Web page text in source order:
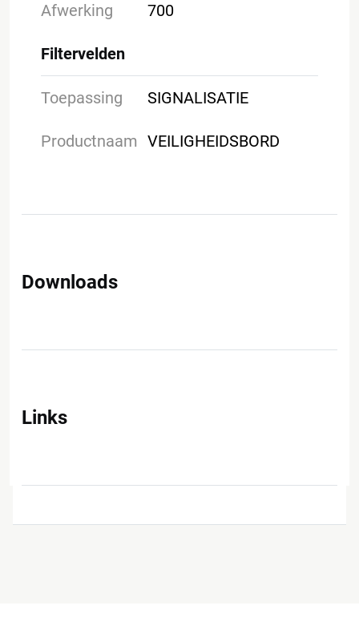
Afwerking 700
Filtervelden
Toepassing SIGNALISATIE
Productnaam VEILIGHEIDSBORD
Downloads
Links